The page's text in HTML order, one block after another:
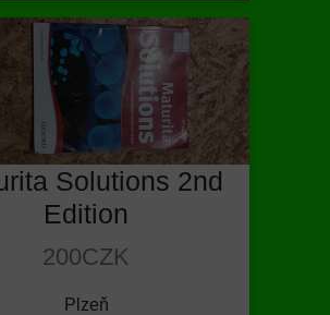
Solutions 2nd
Edition
200CZK
Plzeň